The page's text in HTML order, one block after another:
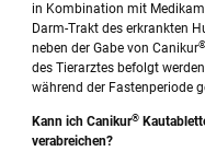
in Kombination mit
Darm-Trakt des erkrankten
neben der Gabe von Canikur®
des Tierarztes befolgt
während der Fastenperiode
Kann ich Canikur®
verabreichen?